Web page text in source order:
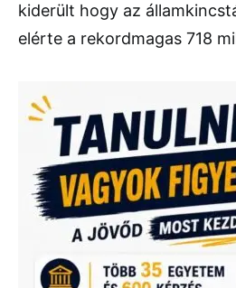
kiderült hogy az
elérte a rekordmagas 718